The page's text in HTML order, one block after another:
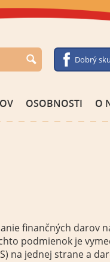
Dobrý
OSOBNOSTI O
finančných darov
podmienok je
na jednej strane a